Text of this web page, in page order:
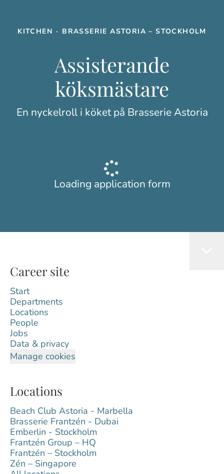
KITCHEN · BRASSERIE ASTORIA – STOCKHOLM
Assisterande
köksmästare
En nyckelroll i köket på Brasserie Astoria
Loading application form
Career site
Start
Departments
Locations
People
Jobs
Data & privacy
Manage cookies
Locations
Beach Club Astoria - Marbella
Brasserie Frantzén - Dubai
Emberlin - Stockholm
Frantzén Group – HQ
Frantzén – Stockholm
Zén – Singapore